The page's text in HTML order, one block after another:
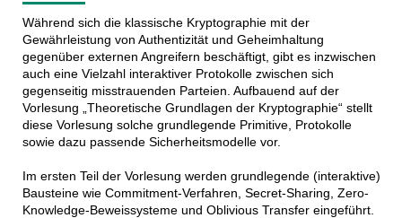
Während sich die klassische Kryptographie mit der
Gewährleistung von Authentizität und Geheimhaltung
gegenüber externen Angreifern beschäftigt, gibt es inzwischen
auch eine Vielzahl interaktiver Protokolle zwischen sich
gegenseitig misstrauenden Parteien. Aufbauend auf der
Vorlesung „Theoretische Grundlagen der Kryptographie“ stellt
diese Vorlesung solche grundlegende Primitive, Protokolle
sowie dazu passende Sicherheitsmodelle vor.
Im ersten Teil der Vorlesung werden grundlegende (interaktive)
Bausteine wie Commitment-Verfahren, Secret-Sharing, Zero-
Knowledge-Beweissysteme und Oblivious Transfer eingeführt.